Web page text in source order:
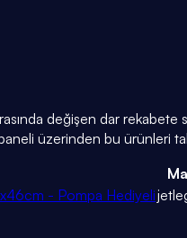
değişen dar
üzerinden bu ürünleri
- Pompa Hediyeli